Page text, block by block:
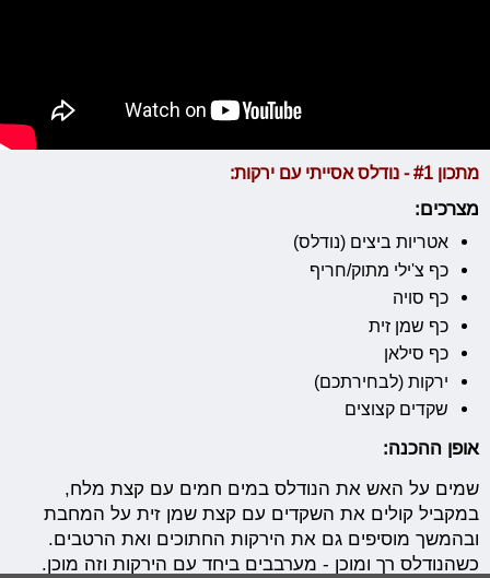
מתכון #1 - נודלס אסייתי עם ירקות:
מצרכים:
אטריות ביצים (נודלס)
כף צ'ילי מתוק/חריף
כף סויה
כף שמן זית
כף סילאן
ירקות (לבחירתכם)
שקדים קצוצים
אופן ההכנה:
שמים על האש את הנודלס במים חמים עם קצת מלח,
במקביל קולים את השקדים עם קצת שמן זית על המחבת
ובהמשך מוסיפים גם את הירקות החתוכים ואת הרטבים.
כשהנודלס רך ומוכן - מערבבים ביחד עם הירקות וזה מוכן.